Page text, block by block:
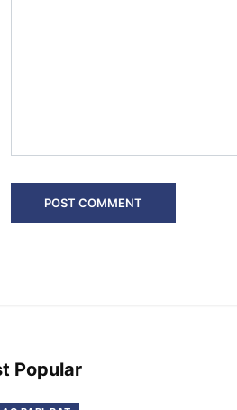
Popular